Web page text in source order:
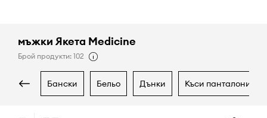
мъжки Якета Medicine
Брой продукти: 102
бански бельо дънки къси панталони